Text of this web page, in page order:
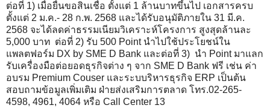
ต่อที่ 1) เมื่อยื่นขอสินเชื่อ ตั้งแต่ 1 ล้านบาทขึ้นไป เอกสารครบ
ตั้งแต่ 2 ม.ค.- 28 ก.พ. 2568 และได้รับอนุมัติภายใน 31 มี.ค.
2568 จะได้ลดค่าธรรมเนียมวิเคราะห์โครงการ สูงสุดล้านละ
5,000 บาท ต่อที่ 2) รับ 500 Point นำไปใช้ประโยชน์ใน
แพลตฟอร์ม DX by SME D Bank และต่อที่ 3) นำ Point มาแลก
รับเครื่องมือต่อยอดธุรกิจต่าง ๆ จาก SME D Bank ฟรี เช่น ค่า
อบรม Premium Couser และระบบริหารธุรกิจ ERP เป็นต้น
สอบถามข้อมูลเพิ่มเติม ฝ่ายส่งเสริมการตลาด โทร.02-265-
4598, 4961, 4064 หรือ Call Center 13